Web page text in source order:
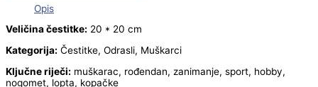
Opis
Veličina čestitke: 20 * 20 cm
Kategorija: Čestitke, Odrasli, Muškarci
Ključne riječi: muškarac, rođendan, zanimanje, sport, hobby,
nogomet, lopta, kopačke